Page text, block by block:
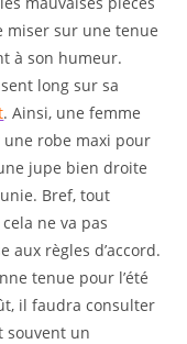
miser sur une tenue
à son humeur.
long sur sa
. Ainsi, une femme
robe maxi pour
jupe bien droite
Bref, tout
ne va pas
aux règles d’accord.
tenue pour l’été
il faudra consulter
souvent un